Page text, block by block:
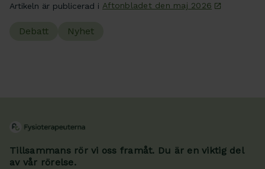
Artikeln är publicerad i Aftonbladet den maj 2026
Debatt Nyhet
Tillsammans rör vi oss framåt. Du är en viktig del
av vår rörelse.